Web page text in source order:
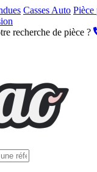
Casses Auto Pièce
recherche de pièce ?